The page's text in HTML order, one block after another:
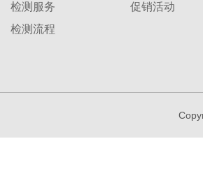
检测服务
检测流程
促销活动